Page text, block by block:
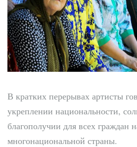
В кратких перерывах артисты
укреплении национальности,
благополучии для всех граждан
многонациональной страны.